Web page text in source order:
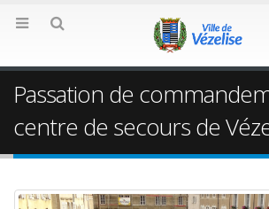
Passation de
centre de secours de